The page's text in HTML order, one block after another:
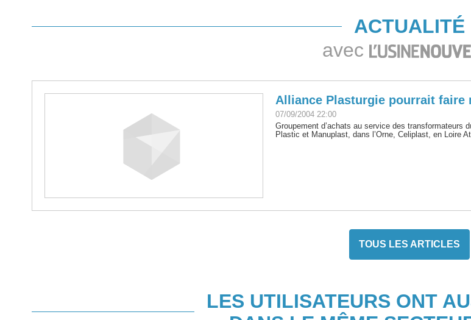
ACTUALITÉ
avec
Alliance Plasturgie pourrait faire
07/09/2004 22:00
Groupement d’achats au service des transformateurs
Plastic et Manuplast, dans l’Orne, Celiplast, en Loire
TOUS LES ARTICLES
LES UTILISATEURS ONT